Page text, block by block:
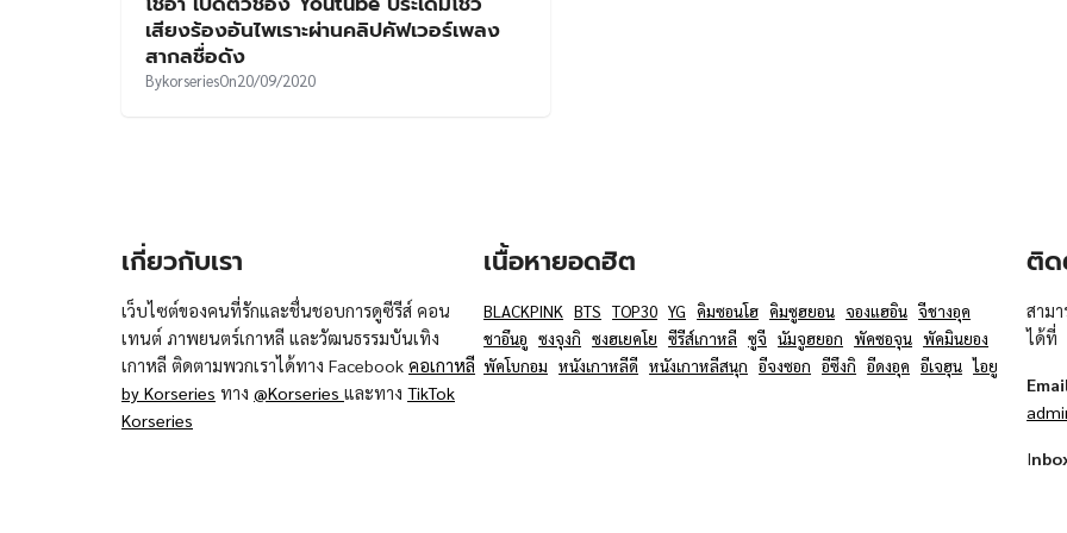
เสียงร้องอันไพเราะผ่านคลิปคัฟเวอร์เพลง
สากลชื่อดัง
BykorseriesOn20/09/2020
เกี่ยวกับเรา
เว็บไซต์ของคนที่รักและชื่นชอบการดูซีรีส์ คอน
เทนต์ ภาพยนตร์เกาหลี และวัฒนธรรมบันเทิง
เกาหลี ติดตามพวกเราได้ทาง Facebook คอเกาหลี
by Korseries ทาง @Korseries และทาง TikTok
Korseries
เนื้อหายอดฮิต
BLACKPINK BTS TOP30 YG คิมซอนโฮ คิมซูฮยอน จองแฮอิน จีชางอุค
ชาอึนอู ซงจุงกิ ซงฮเยคโย ซีรีส์เกาหลี ซูจี นัมจูฮยอก พัคซอจุน พัคมินยอง
พัคโบกอม หนังเกาหลีดี หนังเกาหลีสนุก อีจงซอก อีซึงกิ อีดงอุค อีเจฮุน ไอยู
ติด
สาม
ได้ที่
I